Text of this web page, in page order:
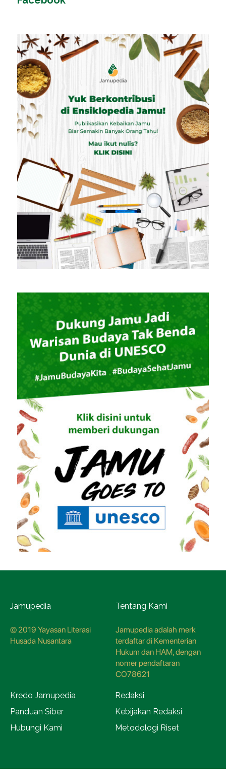
Jamupedia
© 2019 Yayasan Literasi
Husada Nusantara
Tentang Kami
Jamupedia adalah merk
terdaftar di Kementerian
Hukum dan HAM, dengan
nomer pendaftaran
CO78621
Kredo Jamupedia
Redaksi
Panduan Siber
Kebijakan Redaksi
Hubungi Kami
Metodologi Riset